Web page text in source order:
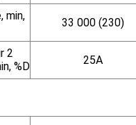
min,
33 000 (230)
2
%D 25A